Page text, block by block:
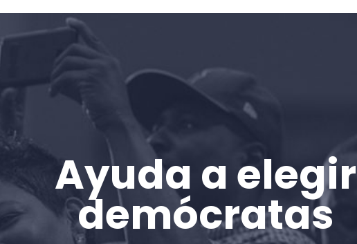
Ayuda a elegir
demócratas